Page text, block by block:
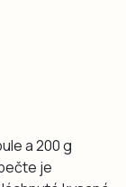
a 200 g
je